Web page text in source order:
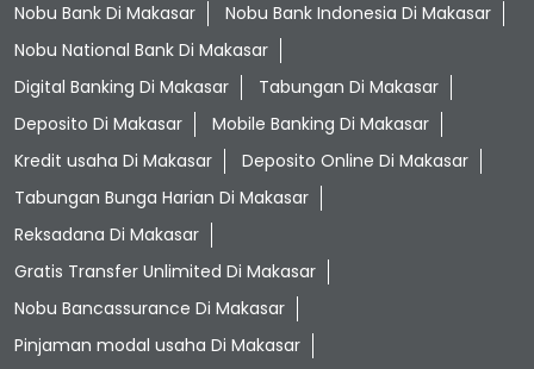
Nobu Bank Di Makasar
Nobu Bank Indonesia Di Makasar
Nobu National Bank Di Makasar
Digital Banking Di Makasar
Tabungan Di Makasar
Deposito Di Makasar
Mobile Banking Di Makasar
Kredit usaha Di Makasar
Deposito Online Di Makasar
Tabungan Bunga Harian Di Makasar
Reksadana Di Makasar
Gratis Transfer Unlimited Di Makasar
Nobu Bancassurance Di Makasar
Pinjaman modal usaha Di Makasar